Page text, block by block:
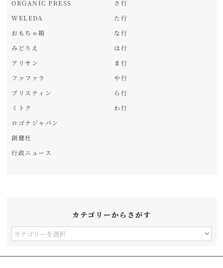
ORGANIC PRESS
WELEDA
おもちゃ箱
みどりえ
アリサン
ファファラ
プリスティン
ミトク
ロゴナジャパン
創健社
行政ニュース
さ行
た行
な行
は行
ま行
や行
ら行
わ行
カテゴリーからさがす
カ